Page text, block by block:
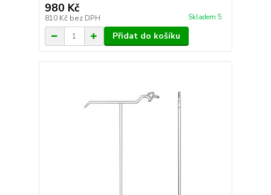
980 Kč
810 Kč bez DPH Skladem 5
Přidat do košíku